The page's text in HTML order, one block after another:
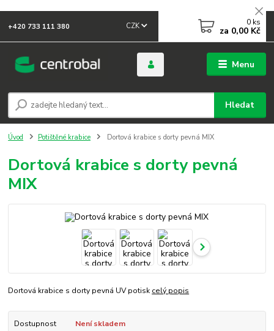
Menu
CZK
Hledat
+420 733 111 380 0 ks
za 0,00 Kč
Úvod Potištěné krabice Dortová krabice s dorty pevná MIX
Dortová krabice s dorty pevná
MIX
Dortová krabice s dorty pevná UV potisk celý popis
Dostupnost
Není skladem